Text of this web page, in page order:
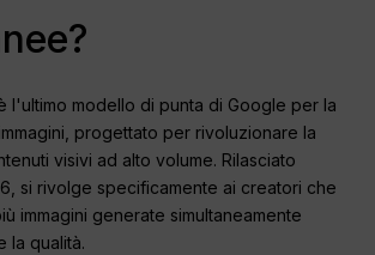
l'ultimo modello di punta di Google per la
progettato per rivoluzionare la
visivi ad alto volume. Rilasciato
si rivolge specificamente ai creatori che
immagini generate simultaneamente
la qualità.